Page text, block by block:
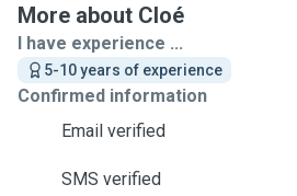
More about Cloé
I have experience ...
5-10 years of experience
Confirmed information
Email verified
SMS verified